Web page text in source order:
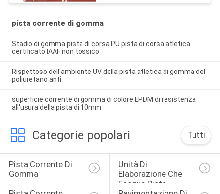
pista corrente di gomma
Stadio di gomma pista di corsa PU pista di corsa atletica
certificato IAAF non tossico
Rispettoso dell'ambiente UV della pista atletica di gomma del
poliuretano anti
superficie corrente di gomma di colore EPDM di resistenza
all'usura della pista di 10mm
Categorie popolari Tutti
Pista Corrente Di
Gomma
Unità Di
Elaborazione Che
Esegue Pista